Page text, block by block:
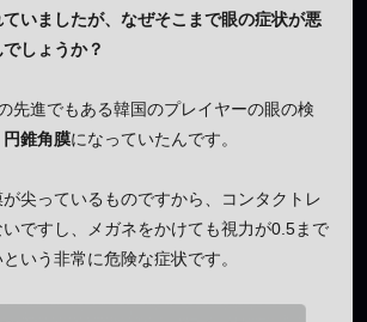
いましたが、なぜそこまで眼の症状が悪
しょうか？
先進でもある韓国のプレイヤーの眼の検
円錐角膜になっていたんです。
尖っているものですから、コンタクトレ
ですし、メガネをかけても視力が0.5まで
いう非常に危険な症状です。